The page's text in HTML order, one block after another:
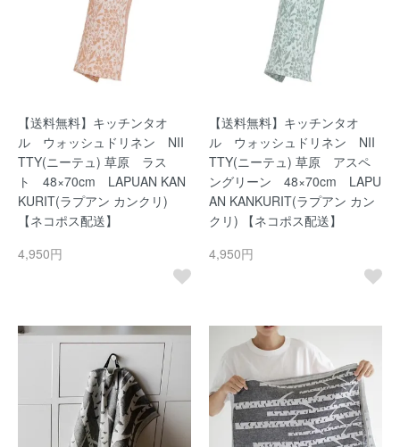
【送料無料】キッチンタオ
ル ウォッシュドリネン NII
TTY(ニーテュ) 草原 ラス
ト 48×70cm LAPUAN KAN
KURIT(ラプアン カンクリ)
【ネコポス配送】
4,950円
【送料無料】キッチンタオ
ル ウォッシュドリネン NII
TTY(ニーテュ) 草原 アスペ
ングリーン 48×70cm LAPU
AN KANKURIT(ラプアン カン
クリ) 【ネコポス配送】
4,950円